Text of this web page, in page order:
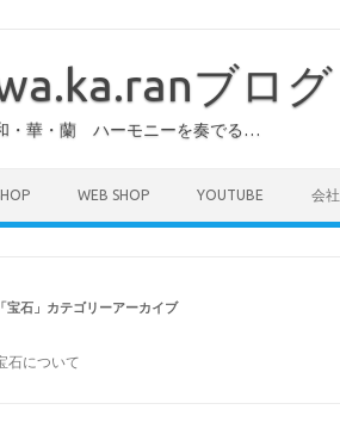
ブログ
・華・蘭 ハーモニーを奏でる…
WEB SHOP YOUTUBE 会社
「宝石」カテゴリーアーカイブ
石について